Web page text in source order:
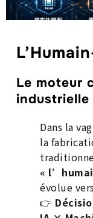
Le moteur
Dans la
la
«
évolue
👉